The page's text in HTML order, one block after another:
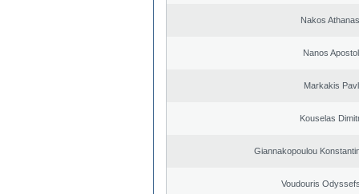
Nakos
Nanos
Markakis
Kouselas
Giannakopoulou
Voudouris